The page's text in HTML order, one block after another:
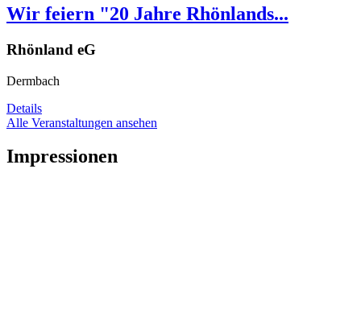
Wir feiern "20 Jahre Rhönlands...
Rhönland eG
Dermbach
Details
Alle Veranstaltungen ansehen
Impressionen